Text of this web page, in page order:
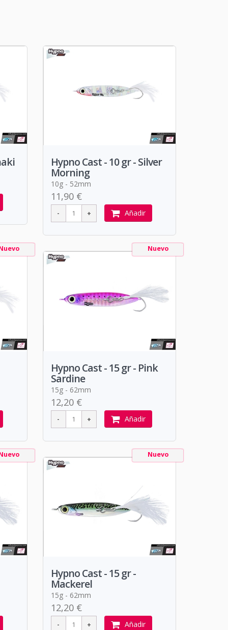
Hypno Cast - 10 gr - Silver
Morning
10g - 52mm
11,90 €
Añadir
Nuevo
Hypno Cast - 15 gr - Pink
Sardine
15g - 62mm
12,20 €
Añadir
Nuevo
Hypno Cast - 15 gr -
Mackerel
15g - 62mm
12,20 €
Añadir